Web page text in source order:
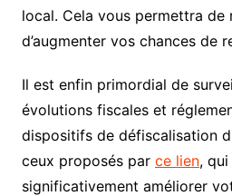
local. Cela vous permettra de
d’augmenter vos chances de
Il est enfin primordial de
évolutions fiscales et
dispositifs de défiscalisation
ceux proposés par ce lien, qui
significativement améliorer